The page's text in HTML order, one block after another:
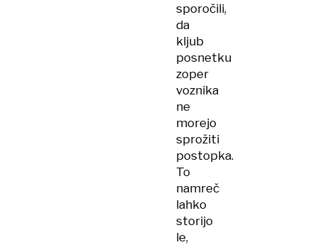
sporočili,
da
kljub
posnetku
zoper
voznika
ne
morejo
sprožiti
postopka.
To
namreč
lahko
storijo
le,